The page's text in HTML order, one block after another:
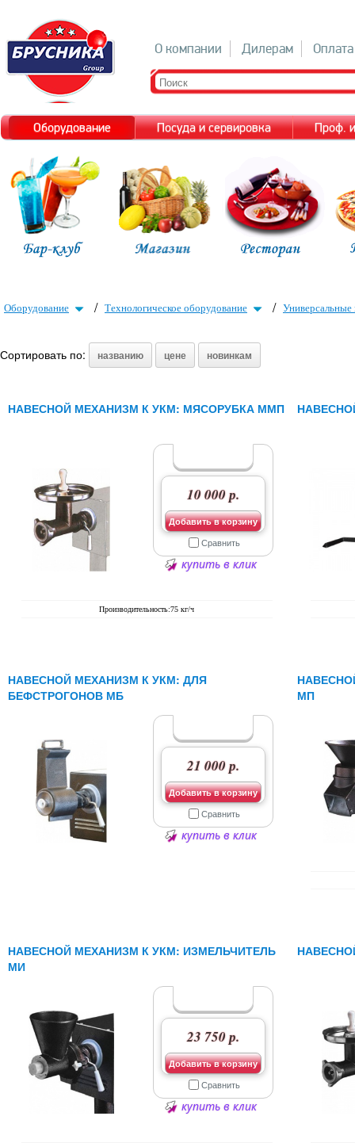
О компании Дилерам Оплата
Оборудование Посуда и сервировка Проф.
Оборудование / Технологическое оборудование /
Сортировать по: названию цене новинкам
НАВЕСНОЙ МЕХАНИЗМ К УКМ: МЯСОРУБКА ММП
Производительность:75 кг/ч
10 000 р.
Добавить в корзину
Сравнить
купить в клик
НАВЕСНОЙ МЕХАНИЗМ К УКМ: ДЛЯ
БЕФСТРОГОНОВ МБ
21 000 р.
Добавить в корзину
Сравнить
купить в клик
МП
НАВЕСНОЙ МЕХАНИЗМ К УКМ: ИЗМЕЛЬЧИТЕЛЬ
МИ
23 750 р.
Добавить в корзину
Сравнить
купить в клик